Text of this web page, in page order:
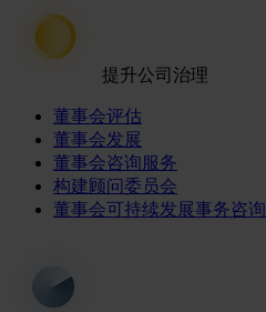
提升公司治理
董事会评估
董事会发展
董事会咨询服务
构建顾问委员会
董事会可持续发展事务咨询